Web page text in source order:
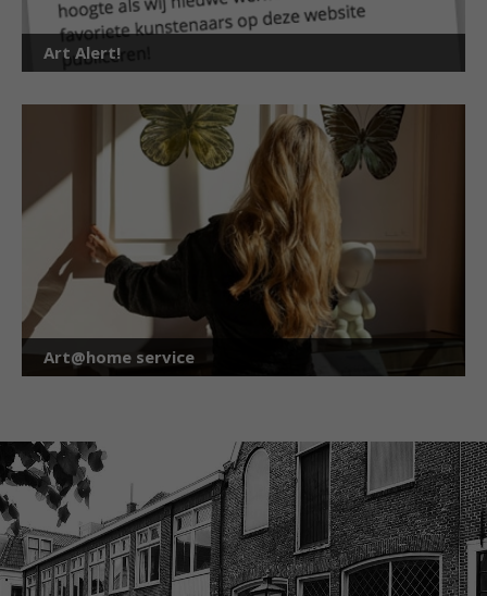
Art Alert!
Art@home service